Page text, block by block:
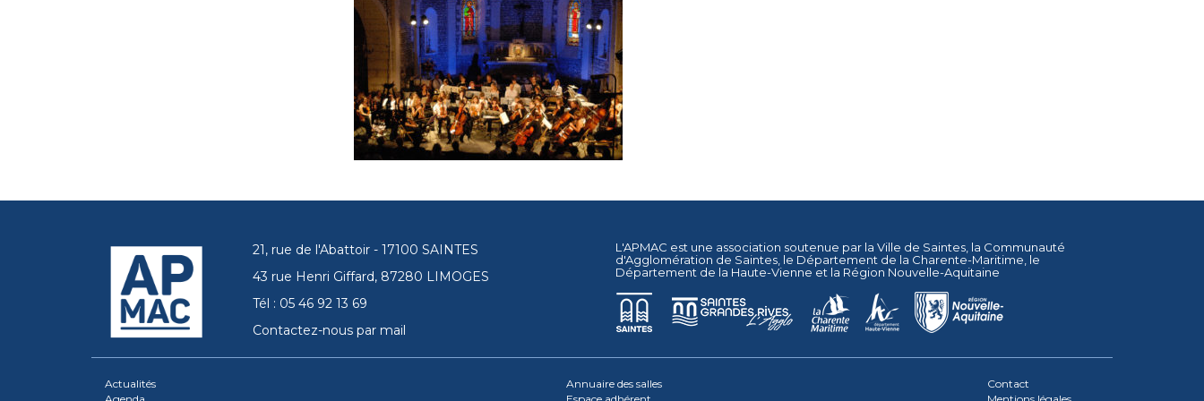
21, rue de l'Abattoir - 17100 SAINTES
43 rue Henri Giffard, 87280 LIMOGES
Tél : 05 46 92 13 69
Contactez-nous par mail
L'APMAC est une association soutenue par la Ville de Saintes , la Communauté
d'Agglomération de Saintes , le Département de la Charente-Maritime , le
Département de la Haute-Vienne et la Région Nouvelle-Aquitaine
Actualités
Annuaire des salles
Contact